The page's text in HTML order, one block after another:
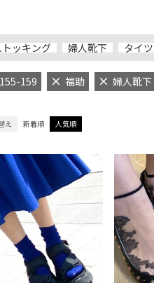
ッキング 婦人靴下 タイツ
155-159 福助 婦人靴下
え 新着順 人気順